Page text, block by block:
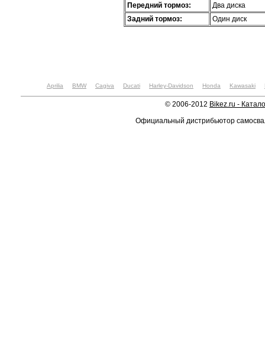
Передний тормоз:
Два диска
Задний тормоз:
Один диск
Aprilia BMW Cagiva Ducati Harley-Davidson Honda Kawasaki
© 2006-2012 Bikez.ru -
Официальный дистрибьютор